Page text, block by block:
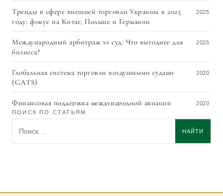
Тренды в сфере внешней торговли Украины в 2025
году: фокус на Китае, Польше и Германии
2025
Международный арбитраж vs суд: Что выгоднее для
бизнеса?
2025
Глобальная система торговли воздушными судами
(GATS)
2020
Финансовая поддержка международной авиации 2020
ПОИСК ПО СТАТЬЯМ
НАЙТИ